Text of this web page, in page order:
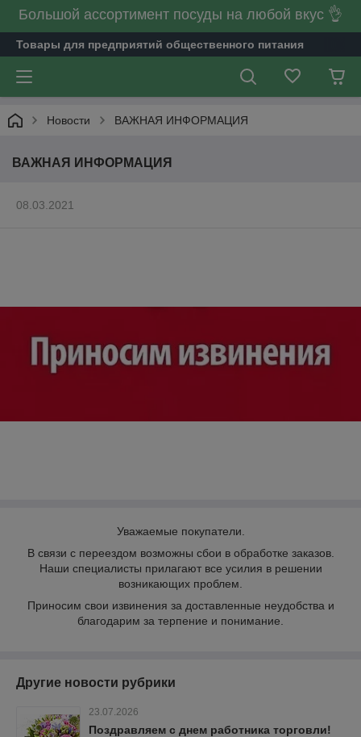
Большой ассортимент посуды на любой вкус 👌
Товары для предприятий общественного питания
Новости ВАЖНАЯ ИНФОРМАЦИЯ
ВАЖНАЯ ИНФОРМАЦИЯ
08.03.2021
Уважаемые покупатели.
В связи с переездом возможны сбои в обработке заказов.
Наши специалисты прилагают все усилия в решении
возникающих проблем.
Приносим свои извинения за доставленные неудобства и
благодарим за терпение и понимание.
Другие новости рубрики
23.07.2026
Поздравляем с днем работника торговли!